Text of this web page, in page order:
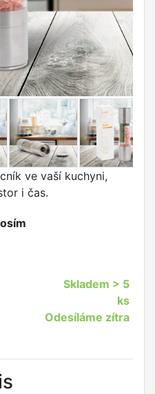
ve vaší kuchyni,
i čas.
Skladem > 5
ks
Odesíláme zítra